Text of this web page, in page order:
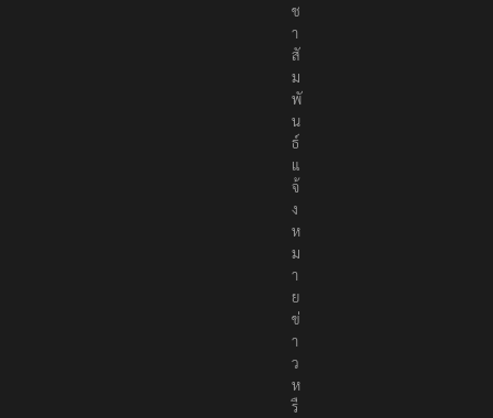
ช
า
สั
ม
พั
น
ธ์
แ
จ้
ง
ห
ม
า
ย
ข่
า
ว
ห
รื